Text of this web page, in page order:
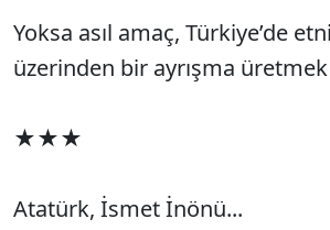
Yoksa asıl amaç, Türkiye’de
üzerinden bir ayrışma
★★★
Atatürk, İsmet İnönü...